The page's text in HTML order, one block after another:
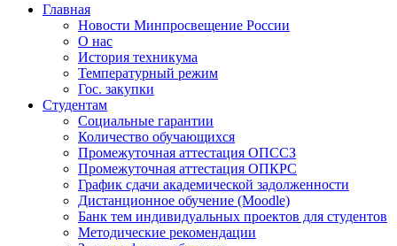
Главная
Новости Минпросвещение России
О нас
История техникума
Температурный режим
Гос. закупки
Студентам
Социальные гарантии
Количество обучающихся
Промежуточная аттестация ОПССЗ
Промежуточная аттестация ОПКРС
График сдачи академической задолженности
Дистанционное обучение (Moodle)
Банк тем индивидуальных проектов для студентов
Методические рекомендации